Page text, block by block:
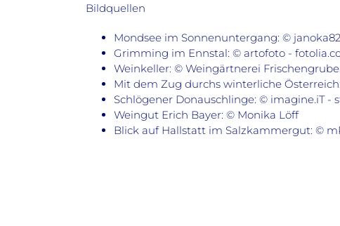
Bildquellen
Mondsee im Sonnenuntergang: ©
Grimming im Ennstal: © artofoto -
Weinkeller: © Weingärtnerei
Mit dem Zug durchs winterliche
Schlögener Donauschlinge: © imagine.iT -
Weingut Erich Bayer: © Monika Löff
Blick auf Hallstatt im Salzkammergut: ©